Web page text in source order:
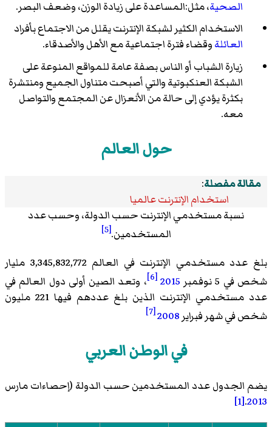
الصحية، مثل:المساعدة على زيادة الوزن، وضعف البصر.
الاستخدام الكثير لشبكة الإنترنت يقلل من الاجتماع بأفراد
العائلةوقضاء فترة اجتماعية مع الأهل والأصدقاء.
زيارة الشباب أو الناس بصفة عامة للمواقع المنوعة على
الشبكة العنكبوتية والتي أصبحت متناول الجميع ومنتشرة
بكثرة يؤدي إلى حالة من الأنعزال عن المجتمع والتواصل
معه.
حول العالم
مقالة مفصلة:
استخدام الإنترنت عالميا
نسبة مستخدمي الإنترنت حسب الدولة، وحسب عدد
المستخدمين.[5]
بلغ عدد مستخدمي الإنترنت في العالم 3,345,832,772 مليار
شخص في 5 نوفمبر
2015
[6]
، وتعد الصين أولى دول العالم في
عدد مستخدمي الإنترنت الذين بلغ عددهم فيها 221 مليون
شخص في شهر فبراير 2008
[7]
في الوطن العربي
يضم الجدول عدد المستخدمين حسب الدولة (إحصاءات مارس
2013
.
[1]